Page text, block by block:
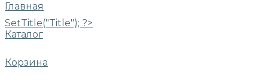
Главная
SetTitle("Title"); ?>
Каталог
Корзина